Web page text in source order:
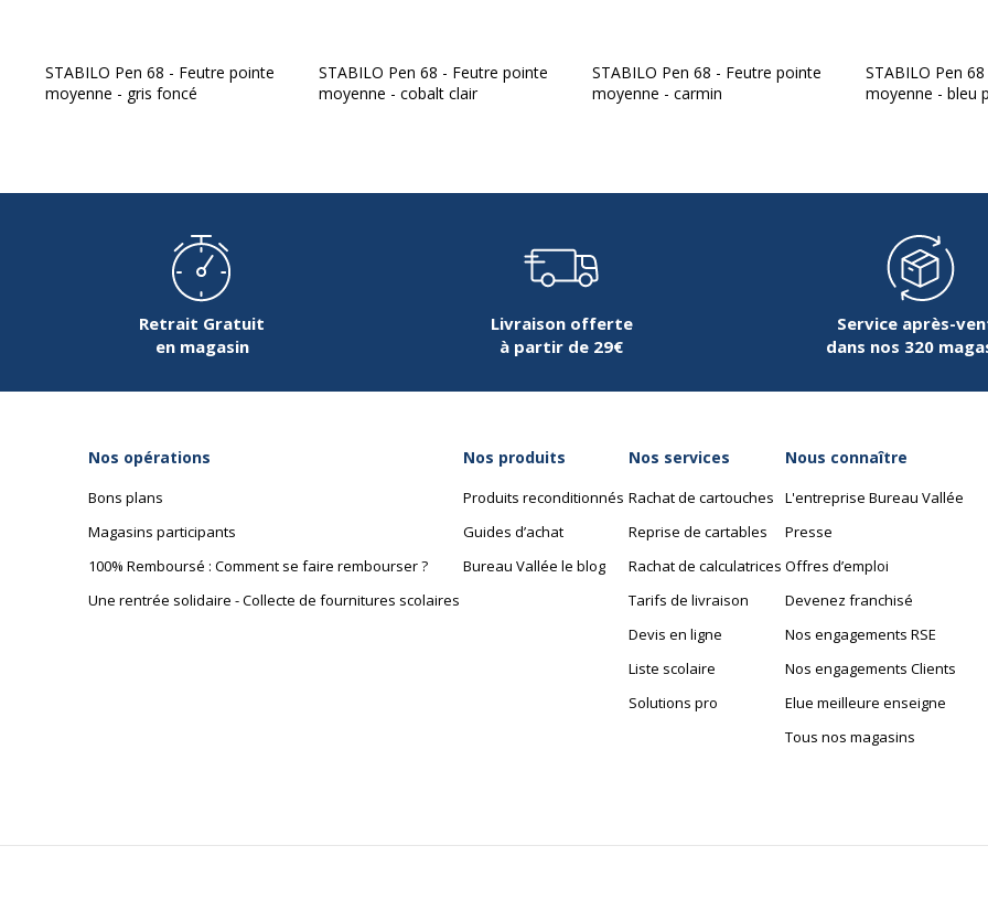
STABILO Pen 68 - Feutre pointe
moyenne - gris foncé
STABILO Pen 68 - Feutre pointe
moyenne - cobalt clair
STABILO Pen 68 - Feutre pointe
moyenne - carmin
STABILO Pen
moyenne - bleu
Retrait Gratuit
en magasin
Livraison offerte
à partir de 29€
Service après-
dans nos 320
Nos opérations
Bons plans
Magasins participants
100% Remboursé : Comment se faire rembourser ?
Une rentrée solidaire - Collecte de fournitures scolaires
Nos produits
Produits reconditionnés
Guides d’achat
Bureau Vallée le blog
Nos services
Rachat de cartouches
Reprise de cartables
Rachat de calculatrices
Tarifs de livraison
Devis en ligne
Liste scolaire
Solutions pro
Nous connaître
L'entreprise Bureau Vallée
Presse
Offres d’emploi
Devenez franchisé
Nos engagements RSE
Nos engagements Clients
Elue meilleure enseigne
Tous nos magasins